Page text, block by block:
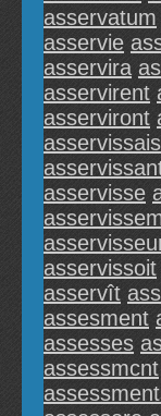
asservatum
asservie
asservira
asservirent
asserviront
asservissais
asservisse
asservissoit
asservît
assesment
assesses
assessmcnt